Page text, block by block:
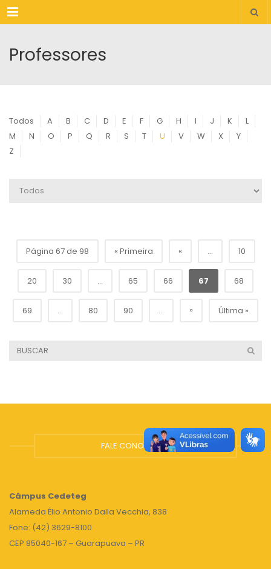
Menu
Professores
Todos A B C D E F G H I J K
L
M
N O P Q R S T U V W X
Y
Z
Página 67 de 98 « Primeira « ... 10
20 30 ... 65 66 67 68
69 ... 80 90 ... » Última »
FALE CONOSCO
Câmpus Cedeteg
Alameda Élio Antonio Dalla Vecchia, 838
Fone: (42) 3629-8100
CEP 85040-167 – Guarapuava – PR